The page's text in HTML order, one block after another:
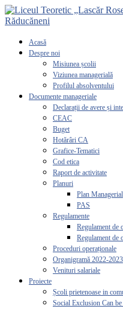
Acasă
Despre noi
Misiunea școlii
Viziunea managerială
Profilul absolventului
Documente manageriale
Declarații de avere și
CEAC
Buget
Hotărâri CA
Grafice-Tematici
Cod etica
Raport de activitate
Planuri
Plan Managerial
PAS
Regulamente
Regulament de
Regulament de
Proceduri operaționale
Organigramă 2022-2023
Venituri salariale
Proiecte
Școli prietenoase in
Social Exclusion Can